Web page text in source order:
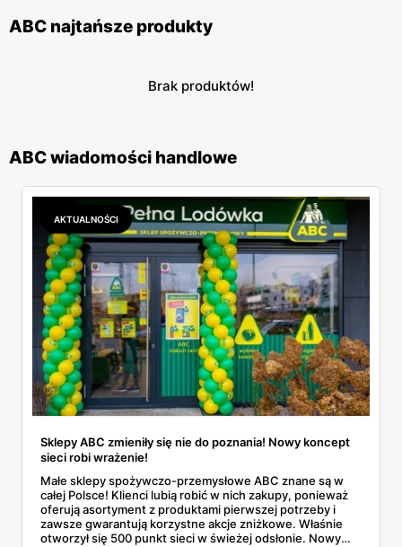
ABC najtańsze produkty
Brak produktów!
ABC wiadomości handlowe
AKTUALNOŚCI
Sklepy ABC zmieniły się nie do poznania! Nowy koncept
sieci robi wrażenie!
Małe sklepy spożywczo-przemysłowe ABC znane są w
całej Polsce! Klienci lubią robić w nich zakupy, ponieważ
oferują asortyment z produktami pierwszej potrzeby i
zawsze gwarantują korzystne akcje zniżkowe. Właśnie
otworzył się 500 punkt sieci w świeżej odsłonie. Nowy